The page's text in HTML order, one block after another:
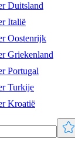
Duitsland
Italië
Oostenrijk
Griekenland
Portugal
Turkije
Kroatië